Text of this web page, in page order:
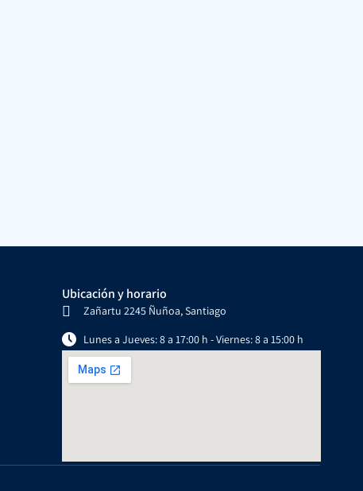
Ubicación y horario
Zañartu 2245 Ñuñoa, Santiago
Lunes a Jueves: 8 a 17:00 h - Viernes: 8 a 15:00 h